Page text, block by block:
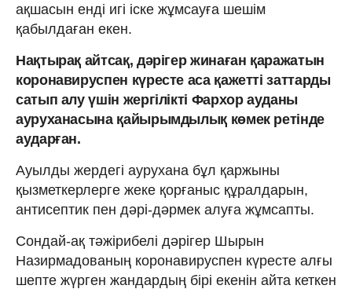
ақшасын енді игі іске жұмсауға шешім
қабылдаған екен.
Нақтырақ айтсақ, дәрігер жинаған қаражатын
коронавируспен күресте аса қажетті заттарды
сатып алу үшін жергілікті Фархор ауданы
ауруханасына қайырымдылық көмек ретінде
аударған.
Ауылды жердегі аурухана бұл қаржыны
қызметкерлерге жеке қорғаныс құралдарын,
антисептик пен дәрі-дәрмек алуға жұмсапты.
Сондай-ақ тәжірибелі дәрігер Шырын
Назирмадованың коронавируспен күресте алғы
шепте жүрген жандардың бірі екенін айта кеткен